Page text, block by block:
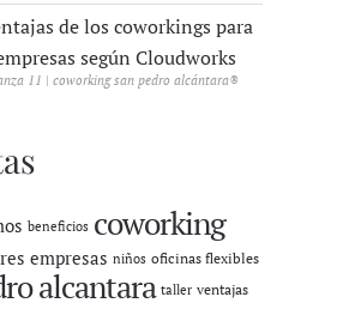
de los coworkings para
según Cloudworks
11 | coworking san pedro alcántara®
beneficios coworking
empresas niños oficinas flexibles
alcantara taller ventajas